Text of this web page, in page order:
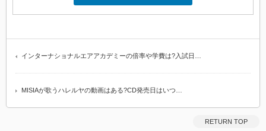
インターナショナルエアアカデミーの倍率や学費は?入試日…
MISIAが歌うハレルヤの動画はある?CD発売日はいつ…
RETURN TOP